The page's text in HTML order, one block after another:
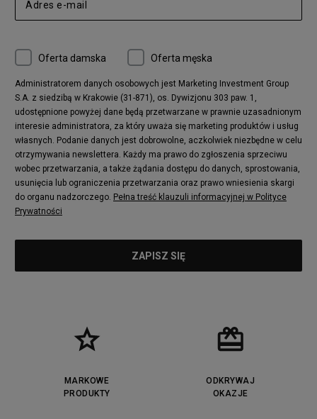
Oferta damska Oferta męska
Administratorem danych osobowych jest Marketing Investment Group
S.A. z siedzibą w Krakowie (31-871), os. Dywizjonu 303 paw. 1,
udostępnione powyżej dane będą przetwarzane w prawnie uzasadnionym
interesie administratora, za który uważa się marketing produktów i usług
własnych. Podanie danych jest dobrowolne, aczkolwiek niezbędne w celu
otrzymywania newslettera. Każdy ma prawo do zgłoszenia sprzeciwu
wobec przetwarzania, a także żądania dostępu do danych, sprostowania,
usunięcia lub ograniczenia przetwarzania oraz prawo wniesienia skargi
do organu nadzorczego. Pełna treść klauzuli informacyjnej w Polityce
Prywatności
MARKOWE
PRODUKTY
ODKRYWAJ
OKAZJE